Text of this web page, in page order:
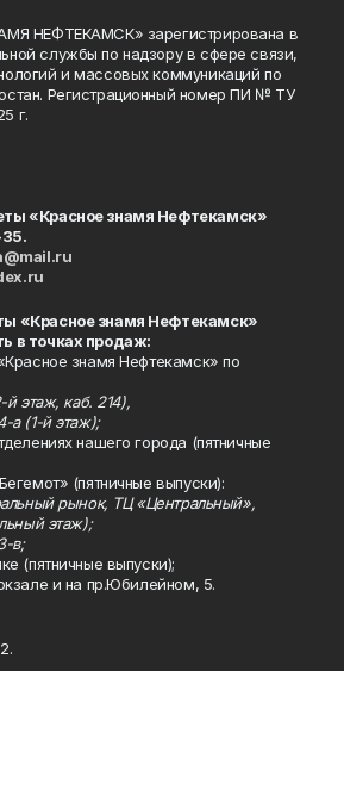
НЕФТЕКАМСК» зарегистрирована в
службы по надзору в сфере связи,
и массовых коммуникаций по
Регистрационный номер ПИ № ТУ
г.
«Красное знамя Нефтекамск»
«Красное знамя Нефтекамск»
в точках продаж:
знамя Нефтекамск» по
этаж, каб. 214),
а (1-й этаж);
нашего города (пятничные
(пятничные выпуски):
рынок, ТЦ «Центральный»,
этаж);
в;
(пятничные выпуски);
и на пр.Юбилейном, 5.